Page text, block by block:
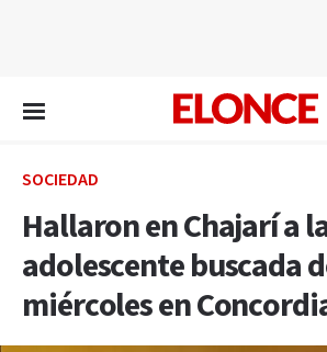
SOCIEDAD
Hallaron en Chajarí a
adolescente buscada
miércoles en